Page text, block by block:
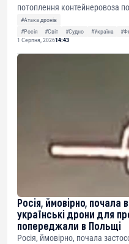
потоплення контейнеровоза
#Атака дронів
#Росія
#Світ #Судно #Україна
1 Серпня, 202614:43
Росія, ймовірно, почала
українські дрони для
попереджали в Польщі
Росія, ймовірно, почала